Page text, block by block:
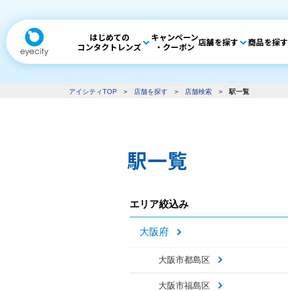
はじめての
コンタクトレンズ
キャンペーン
・クーポン 店舗を探す 商品を探す
アイシティTOP > 店舗を探す > 店舗検索 > 駅一覧
駅一覧
エリア絞込み
大阪府
大阪市都島区
大阪市福島区